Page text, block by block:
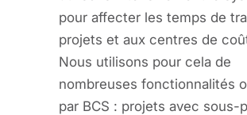
pour affecter les temps de
projets et aux centres de
Nous utilisons pour cela de
nombreuses fonctionnalités
par BCS : projets avec sous-